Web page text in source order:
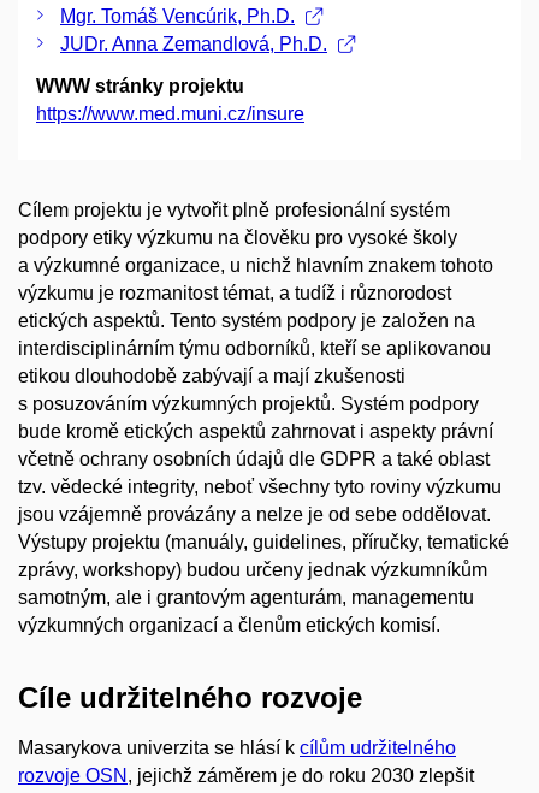
Mgr. Tomáš Vencúrik, Ph.D.
JUDr. Anna Zemandlová, Ph.D.
WWW stránky projektu
https://www.med.muni.cz/insure
Cílem projektu je vytvořit plně profesionální systém
podpory etiky výzkumu na člověku pro vysoké školy
a výzkumné organizace, u nichž hlavním znakem tohoto
výzkumu je rozmanitost témat, a tudíž i různorodost
etických aspektů. Tento systém podpory je založen na
interdisciplinárním týmu odborníků, kteří se aplikovanou
etikou dlouhodobě zabývají a mají zkušenosti
s posuzováním výzkumných projektů. Systém podpory
bude kromě etických aspektů zahrnovat i aspekty právní
včetně ochrany osobních údajů dle GDPR a také oblast
tzv. vědecké integrity, neboť všechny tyto roviny výzkumu
jsou vzájemně provázány a nelze je od sebe oddělovat.
Výstupy projektu (manuály, guidelines, příručky, tematické
zprávy, workshopy) budou určeny jednak výzkumníkům
samotným, ale i grantovým agenturám, managementu
výzkumných organizací a členům etických komisí.
Cíle udržitelného rozvoje
Masarykova univerzita se hlásí k cílům udržitelného
rozvoje OSN , jejichž záměrem je do roku 2030 zlepšit